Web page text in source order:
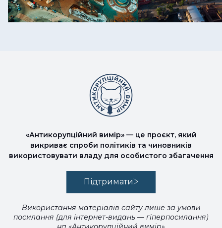
«Антикорупційний вимір» — це проєкт, який
викриває спроби політиків та чиновників
використовувати владу для особистого збагачення
Підтримати
Використання матеріалів сайту лише за умови
посилання (для інтернет-видань — гіперпосилання)